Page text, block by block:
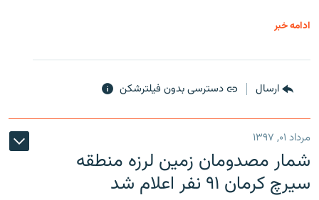
ادامه خبر
ارسال دسترسی بدون فیلترشکن
مرداد ۰۱, ۱۳۹۷
شمار مصدومان زمین لرزه منطقه
سیرچ کرمان ۹۱ نفر اعلام شد